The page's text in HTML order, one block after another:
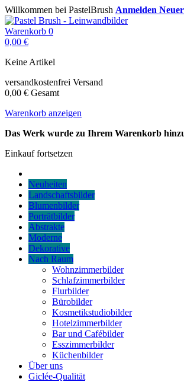
Willkommen bei PastelBrush Anmelden
Warenkorb 0
0,00 €
Keine Artikel
versandkostenfrei Versand
0,00 € Gesamt
Warenkorb anzeigen
Das Werk wurde zu Ihrem Warenkorb
Einkauf fortsetzen
Neuheiten
Landschaftsbilder
Blumenbilder
Porträtbilder
Abstrakte
Moderne
Dekorative
Nach Raum
Wohnzimmerbilder
Schlafzimmerbilder
Flurbilder
Bürobilder
Kosmetikstudiobilder
Hotelzimmerbilder
Bar und Cafébilder
Esszimmerbilder
Küchenbilder
Über uns
Giclée-Qualität